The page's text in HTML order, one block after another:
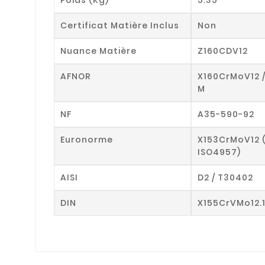
Certificat Matière Inclus Non
Nuance Matière Z160CDV12
AFNOR
X160CrMoV12
M
NF A35-590-92
Euronorme
X153CrMoV12
ISO4957)
AISI D2 / T30402
DIN X155CrVMo12.1